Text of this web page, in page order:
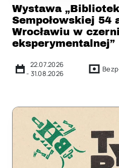
Wystawa
Sempołowskiej 54
Wrocławiu w czerni
eksperymentalnej”
22.07.2026
- 31.08.2026